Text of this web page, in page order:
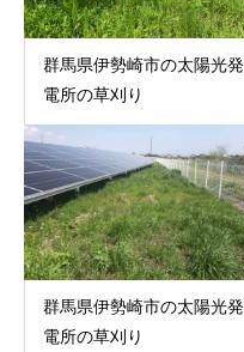
群馬県伊勢崎市の太陽光発
電所の草刈り
群馬県伊勢崎市の太陽光発
電所の草刈り